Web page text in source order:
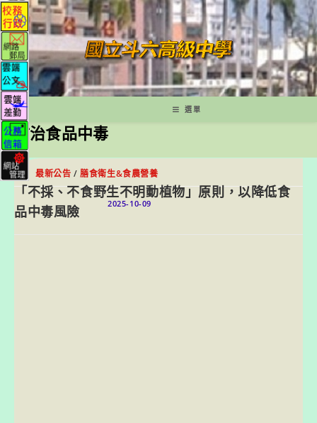
跳
轉
至
主
要
內
容
選單
防治食品中毒
最新公告 /膳食衛生&食農營養
「不採、不食野生不明動植物」原則，以降低食
品中毒風險
2025-10-09